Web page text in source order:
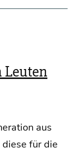
Leuten
aus
für die